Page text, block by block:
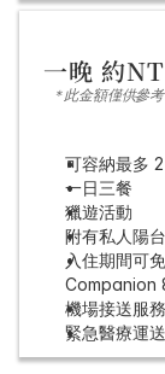
一晚 約
＊此金額僅供參
可容納最多
一日三餐
獵遊活動
附有私人陽
入住期間可
Companion
機場接送服務
緊急醫療運